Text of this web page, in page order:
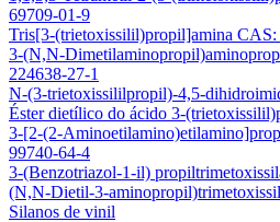
69709-01-9
Tris[3-(trietoxissilil)propil]amina CAS:
3-(N,N-
224638-27-1
N-(3-trietoxissililpropil)-4,5-
Éster dietílico do ácido 3-
3-[2-(2-
99740-64-4
3-(Benzotriazol-1-il)
(N,N-Dietil-3-
Silanos de vinil